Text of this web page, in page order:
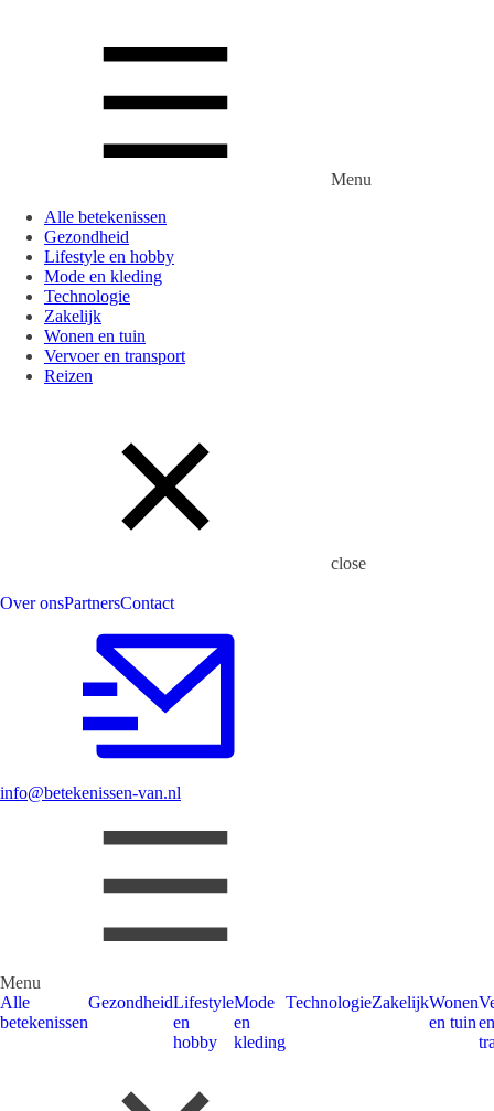
Menu
Alle betekenissen
Gezondheid
Lifestyle en hobby
Mode en kleding
Technologie
Zakelijk
Wonen en tuin
Vervoer en transport
Reizen
close
Over onsPartnersContact
info@betekenissen-van.nl
Menu
Alle
betekenissen
GezondheidLifestyle
en
hobby
Mode
en
kleding
TechnologieZakelijkWonen
en tuinen